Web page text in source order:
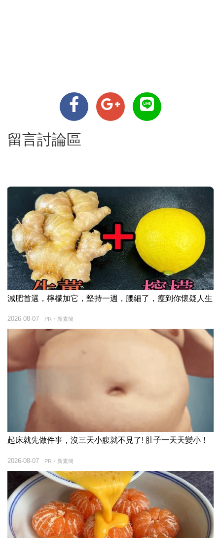
留言討論區
減肥首選，檸檬加它，堅持一週，腰細了，瘦到你懷疑人生
PR・新素簡
2026-08-07
起床就先做件事，沒三天小腹就不見了! 肚子一天天變小！
PR・新素簡
2026-08-07